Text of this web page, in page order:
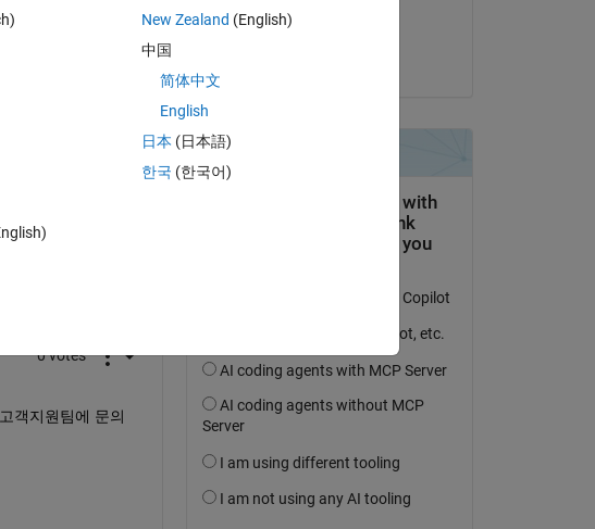
answer this question.
Sign in to follow activity
0 votes
객지원팀에 문의
Answered:
New Zealand (English)
中国
简体中文
English
日本 (日本語)
한국 (한국어)